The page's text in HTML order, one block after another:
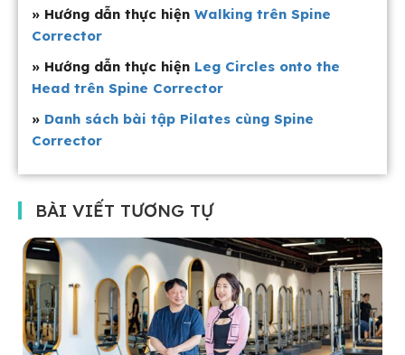
» Hướng dẫn thực hiện Walking trên Spine
Corrector
» Hướng dẫn thực hiện Leg Circles onto the
Head trên Spine Corrector
» Danh sách bài tập Pilates cùng Spine
Corrector
BÀI VIẾT TƯƠNG TỰ